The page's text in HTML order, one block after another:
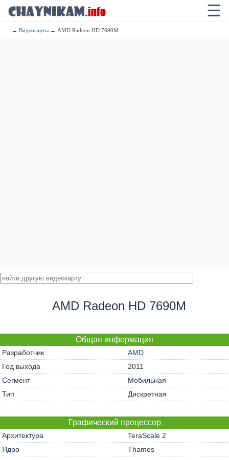
☰
→Видеокарты → AMD Radeon HD 7690M
AMD Radeon HD 7690M
Общая информация
Разработчик
AMD
Год выхода
2011
Сегмент
Мобильная
Тип
Дискретная
Графический процессор
Архитектура
TeraScale 2
Ядро
Thames